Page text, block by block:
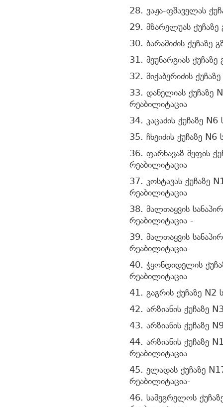
28. ვაჟა-ფშაველას
29. მზარელუას
30. ბარამიძის ქუჩაზე
31. მეუნარგიას
32. მიქაბერიძის
33. დანელიას ქუჩაზე
რეაბილიტაცია
34. კაცაძის ქუჩაზე
35. ჩხეიძის ქუჩაზე
36. ფარნავაზ მეფის
რეაბილიტაცია
37. კოსტავას ქუჩაზე
რეაბილიტაცია
38. მალთაყვის
რეაბილიტაცია -
39. მალთაყვის
რეაბილიტაცია-
40. ჭყონდიდელის
რეაბილიტაცია
41. გაგრის ქუჩაზე N2
42. არზიანის ქუჩაზე
43. არზიანის ქუჩაზე
44. არზიანის ქუჩაზე
რეაბილიტაცია
45. ელადას ქუჩაზე
რეაბილიტაცია-
46. სამეგრელოს